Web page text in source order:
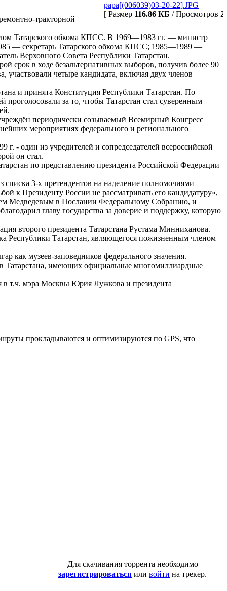
papa[(006039)03-20-22].JPG
[ Размер 116.86 КБ / Просмотров
тракторной
Татарского обкома КПСС. В 1969—1983 гг. — министр
— секретарь Татарского обкома КПСС; 1985—1989 —
Верховного Совета Республики Татарстан.
срок в ходе безальтернативных выборов, получив более 90
четыре кандидата, включая двух членов
и принята Конституция Республики Татарстан. По
проголосовали за то, чтобы Татарстан стал суверенным
периодически созываемый Всемирный Конгресс
мероприятиях федерального и регионального
- один из учредителей и сопредседателей всероссийской
он стал.
по представлению президента Российской Федерации
списка 3-х претендентов на наделение полномочиями
к Президенту России не рассматривать его кандидатуру»,
Медведевым в Послании Федеральному Собранию, и
главу государства за доверие и поддержку, которую
второго президента Татарстана Рустама Минниханова.
Республики Татарстан, являющегося пожизненным членом
как музеев-заповедников федерального значения.
имеющих официальные многомиллиардные
в т.ч. мэра Москвы Юрия Лужкова и президента
прокладываются и оптимизируются по GPS, что
Для скачивания торрента необходимо
зарегистрироваться или войти на трекер.